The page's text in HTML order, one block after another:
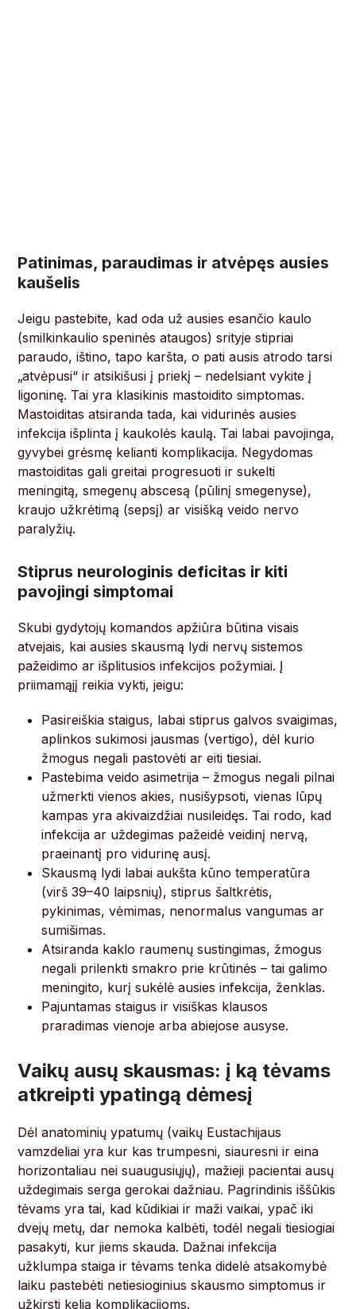
Patinimas, paraudimas ir atvėpęs ausies
kaušelis
Jeigu pastebite, kad oda už ausies esančio kaulo
(smilkinkaulio speninės ataugos) srityje stipriai
paraudo, ištino, tapo karšta, o pati ausis atrodo tarsi
„atvėpusi“ ir atsikišusi į priekį – nedelsiant vykite į
ligoninę. Tai yra klasikinis mastoidito simptomas.
Mastoiditas atsiranda tada, kai vidurinės ausies
infekcija išplinta į kaukolės kaulą. Tai labai pavojinga,
gyvybei grėsmę kelianti komplikacija. Negydomas
mastoiditas gali greitai progresuoti ir sukelti
meningitą, smegenų abscesą (pūlinį smegenyse),
kraujo užkrėtimą (sepsį) ar visišką veido nervo
paralyžių.
Stiprus neurologinis deficitas ir kiti
pavojingi simptomai
Skubi gydytojų komandos apžiūra būtina visais
atvejais, kai ausies skausmą lydi nervų sistemos
pažeidimo ar išplitusios infekcijos požymiai. Į
priimamąjį reikia vykti, jeigu:
Pasireiškia staigus, labai stiprus galvos svaigimas,
aplinkos sukimosi jausmas (vertigo), dėl kurio
žmogus negali pastovėti ar eiti tiesiai.
Pastebima veido asimetrija – žmogus negali pilnai
užmerkti vienos akies, nusišypsoti, vienas lūpų
kampas yra akivaizdžiai nusileidęs. Tai rodo, kad
infekcija ar uždegimas pažeidė veidinį nervą,
praeinantį pro vidurinę ausį.
Skausmą lydi labai aukšta kūno temperatūra
(virš 39–40 laipsnių), stiprus šaltkrėtis,
pykinimas, vėmimas, nenormalus vangumas ar
sumišimas.
Atsiranda kaklo raumenų sustingimas, žmogus
negali prilenkti smakro prie krūtinės – tai galimo
meningito, kurį sukėlė ausies infekcija, ženklas.
Pajuntamas staigus ir visiškas klausos
praradimas vienoje arba abiejose ausyse.
Vaikų ausų skausmas: į ką tėvams
atkreipti ypatingą dėmesį
Dėl anatominių ypatumų (vaikų Eustachijaus
vamzdeliai yra kur kas trumpesni, siauresni ir eina
horizontaliau nei suaugusiųjų), mažieji pacientai ausų
uždegimais serga gerokai dažniau. Pagrindinis iššūkis
tėvams yra tai, kad kūdikiai ir maži vaikai, ypač iki
dvejų metų, dar nemoka kalbėti, todėl negali tiesiogiai
pasakyti, kur jiems skauda. Dažnai infekcija
užklumpa staiga ir tėvams tenka didelė atsakomybė
laiku pastebėti netiesioginius skausmo simptomus ir
užkirsti kelią komplikacijoms.